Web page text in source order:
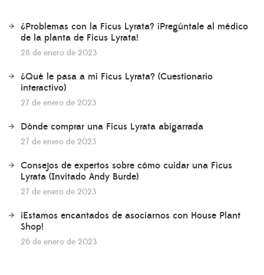
¿Problemas con la Ficus Lyrata? ¡Pregúntale al médico
de la planta de Ficus Lyrata!
28 de enero de 2023
¿Qué le pasa a mi Ficus Lyrata? (Cuestionario
interactivo)
27 de enero de 2023
Dónde comprar una Ficus Lyrata abigarrada
27 de enero de 2023
Consejos de expertos sobre cómo cuidar una Ficus
Lyrata (Invitado Andy Burde)
27 de enero de 2023
¡Estamos encantados de asociarnos con House Plant
Shop!
26 de enero de 2023